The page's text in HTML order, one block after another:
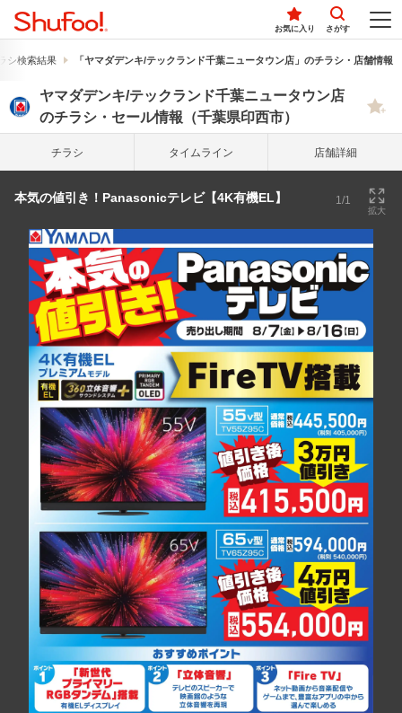
お気に入り さがす
シ検索結果 「ヤマダデンキ/テックランド千葉ニュータウン店」のチラシ・店舗情報
ヤマダデンキ/テックランド千葉ニュータウン店
のチラシ・セール情報（千葉県印西市）
チラシ タイム ライン 店舗詳細
本気の値引き！Panasonicテレビ【4K有機EL】 1/1
拡大